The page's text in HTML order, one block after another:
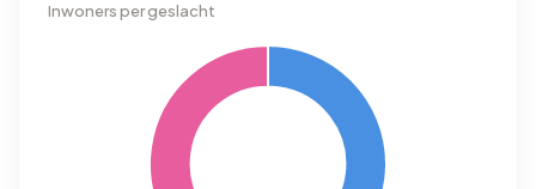
Inwoners per geslacht